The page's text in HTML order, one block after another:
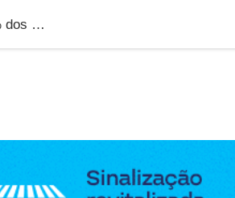
Obras de ampliação do Centro de Saúde e Bem-Estar Animal avançam e atingem 60% dos trabalhos concluídos